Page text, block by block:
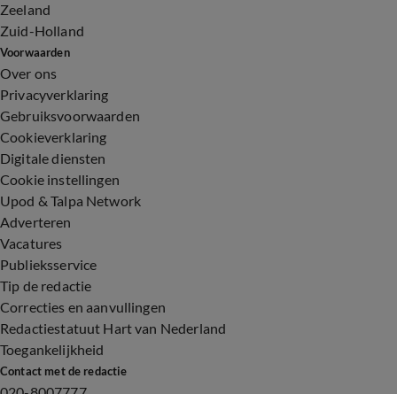
Zeeland
Zuid-Holland
Voorwaarden
Over ons
Privacyverklaring
Gebruiksvoorwaarden
Cookieverklaring
Digitale diensten
Cookie instellingen
Upod & Talpa Network
Adverteren
Vacatures
Publieksservice
Tip de redactie
Correcties en aanvullingen
Redactiestatuut Hart van Nederland
Toegankelijkheid
Contact met de redactie